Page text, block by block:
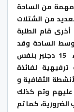
مهمة من الساحة
من الشتلات
قام الطلبة
وسط الساحة وقد
استمرت حملة الطلبة طيلة يوم الاربعاء 15 دجنبر بنفس
لفائذة
الثقافية و
عليهم وتم كذلك
كما تم